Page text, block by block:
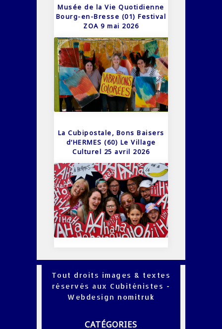
Musée de la Vie Quotidienne
Bourg-en-Bresse (01) Festival
ZOA 9 mai 2026
La Cubipostale, Bons Baisers
d’HERMES (60) Le Village
Culturel 25 avril 2026
Tout droits images & textes
réservés aux Cubiténistes -
Webdesign nomitruk
CATÉGORIES